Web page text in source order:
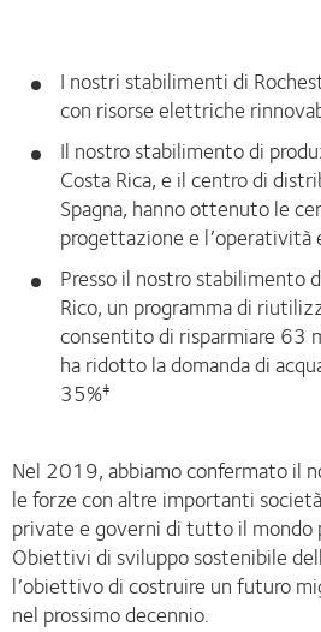
I nostri stabilimenti di
con risorse elettriche
Il nostro stabilimento di
Costa Rica, e il centro di
Spagna, hanno ottenuto le
progettazione e l’operatività
Presso il nostro stabilimento
Rico, un programma di
consentito di risparmiare 63
ha ridotto la domanda di
35%‡
Nel 2019, abbiamo confermato il
le forze con altre importanti
private e governi di tutto il mondo
Obiettivi di sviluppo sostenibile
l’obiettivo di costruire un futuro
nel prossimo decennio.